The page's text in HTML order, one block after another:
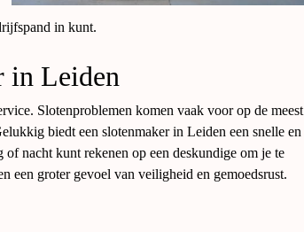
in kunt.
in Leiden
Slotenproblemen komen vaak voor op de meest
biedt een slotenmaker in Leiden een snelle en
nacht kunt rekenen op een deskundige om je te
een groter gevoel van veiligheid en gemoedsrust.